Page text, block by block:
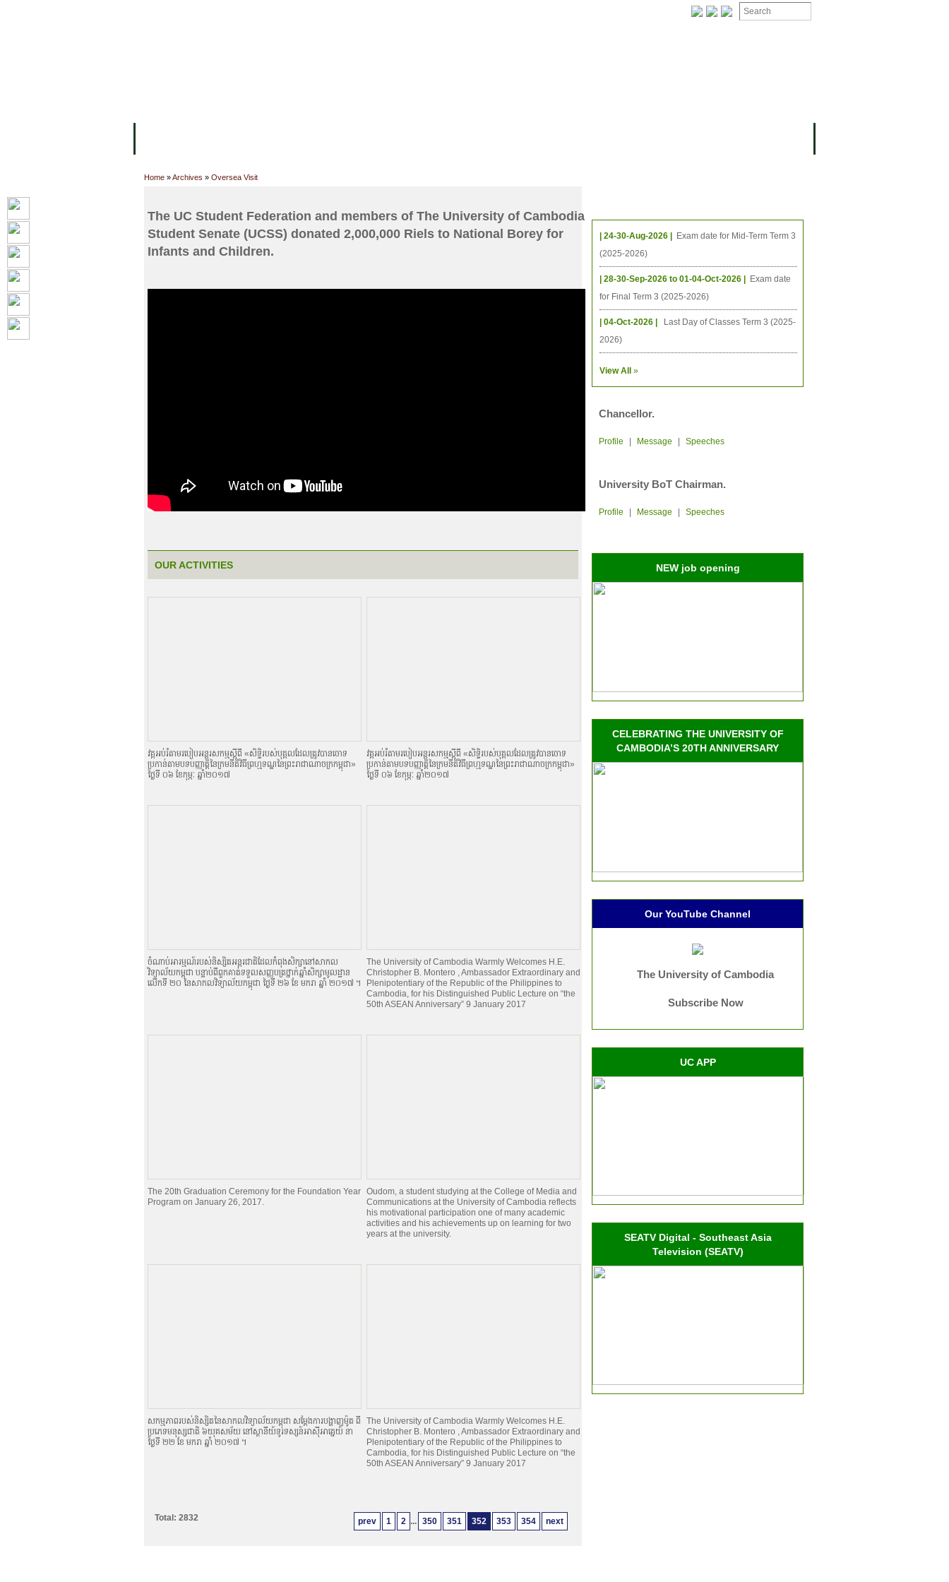
Home »Archives » Oversea Visit
The UC Student Federation and members of The University of Cambodia
Student Senate (UCSS) donated 2,000,000 Riels to National Borey for
Infants and Children.
OUR ACTIVITIES
វគ្គអប់រំតាមរបៀបអន្តរសកម្មស្តីពី «សិទិ្ធរបស់បុគ្គលដែលត្រូវបានចោទ
ប្រកាន់តាមបទបញ្ញាតិ្តនៃក្រមនីតិវិធីព្រហ្មទណ្ឌនៃព្រះរាជាណាចក្រកម្ពុជា»
ថ្ងៃទី ០៦ ខែកុម្ភៈ ឆ្នាំ២០១៧
វគ្គអប់រំតាមរបៀបអន្តរសកម្មស្តីពី «សិទិ្ធរបស់បុគ្គលដែលត្រូវបានចោទ
ប្រកាន់តាមបទបញ្ញាតិ្តនៃក្រមនីតិវិធីព្រហ្មទណ្ឌនៃព្រះរាជាណាចក្រកម្ពុជា»
ថ្ងៃទី ០៦ ខែកុម្ភៈ ឆ្នាំ២០១៧
ចំណាប់អារម្មណ៍របស់និស្សិតអន្តរជាតិដែលកំពុងសិក្សានៅសាកល
វិទ្យាល័យកម្ពុជា បន្ទាប់ពីពួកគាត់ទទួលសញ្ញបត្រថ្នាក់ឆ្នាំសិក្សាមូលដ្ឋាន
លើកទី ២០ នៃសាកលវិទ្យាល័យកម្ពុជា ថ្ងៃទី ២៦ ខែ មករា ឆ្នាំ ២០១៧ ។
The University of Cambodia Warmly Welcomes H.E.
Christopher B. Montero , Ambassador Extraordinary and
Plenipotentiary of the Republic of the Philippines to
Cambodia, for his Distinguished Public Lecture on “the
50th ASEAN Anniversary” 9 January 2017
The 20th Graduation Ceremony for the Foundation Year
Program on January 26, 2017.
Oudom, a student studying at the College of Media and
Communications at the University of Cambodia reflects
his motivational participation one of many academic
activities and his achievements up on learning for two
years at the university.
សកម្មភាពរបស់និស្សិតនៃសាកលវិទ្យាល័យកម្ពុជា សម្ដែងការបង្ហាញម៉ូត ពី
ប្រភេទមនុស្សជាតិ ៦យុគសម័យ នៅស្ថានីយ៍ទូរទស្សន៍អាស៊ីអាគ្នេយ៍ នា
ថ្ងៃទី ២២ ខែ មករា ឆ្នាំ ២០១៧ ។
The University of Cambodia Warmly Welcomes H.E.
Christopher B. Montero , Ambassador Extraordinary and
Plenipotentiary of the Republic of the Philippines to
Cambodia, for his Distinguished Public Lecture on “the
50th ASEAN Anniversary” 9 January 2017
prev 1 2 ... 350 351 352 353 354 next
Total: 2832
| 24-30-Aug-2026 |
Exam date for Mid-Term Term 3
(2025-2026)
| 28-30-Sep-2026 to 01-04-Oct-2026 |
Exam date
for Final Term 3 (2025-2026)
| 04-Oct-2026 |
Last Day of Classes Term 3 (2025-
2026)
View All »
Chancellor.
Profile Message Speeches
University BoT Chairman.
Profile Message Speeches
NEW job opening
CELEBRATING THE UNIVERSITY OF
CAMBODIA’S 20TH ANNIVERSARY
Our YouTube Channel
The University of Cambodia
Subscribe Now
UC APP
SEATV Digital - Southeast Asia
Television (SEATV)